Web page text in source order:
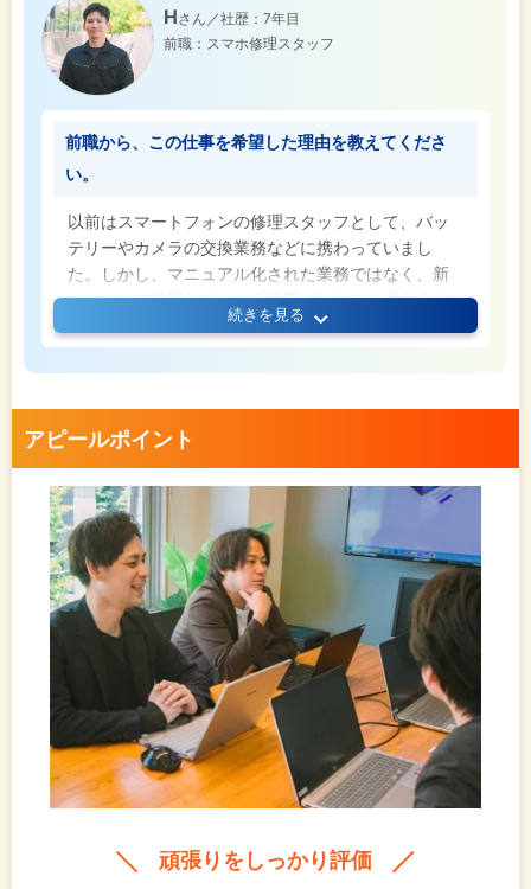
Hさん／社歴：7年目
前職：スマホ修理スタッフ
前職から、この仕事を希望した理由を教えてくださ
い。
以前はスマートフォンの修理スタッフとして、バッ
テリーやカメラの交換業務などに携わっていまし
た。しかし、マニュアル化された業務ではなく、新
しいことに挑戦していける仕事がしたいと考えるよ
うになり、転職を検討するようになりました。そん
なとき、電子機器が好きだという話を知人にした際
に紹介されたのが当社です。
いることです。扱う分野が端末からインフラ、ネッ
トワークまで幅広く、常に進化し続ける大規模な業
界のため、何年たっても、どれほど勉強しても新し
い発見があります。この学びが止まらないという環
境が結果的に私にとって大きな魅力になっていま
す！
続きを見る
アピールポイント
頑張りをしっかり評価